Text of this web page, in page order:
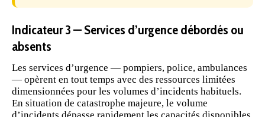
Indicateur 3 — Services d’urgence débordés ou
absents
Les services d’urgence — pompiers, police, ambulances
— opèrent en tout temps avec des ressources limitées
dimensionnées pour les volumes d’incidents habituels.
En situation de catastrophe majeure, le volume